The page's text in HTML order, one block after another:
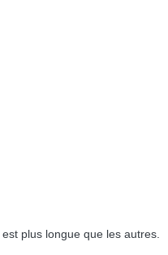
plus longue que les autres.